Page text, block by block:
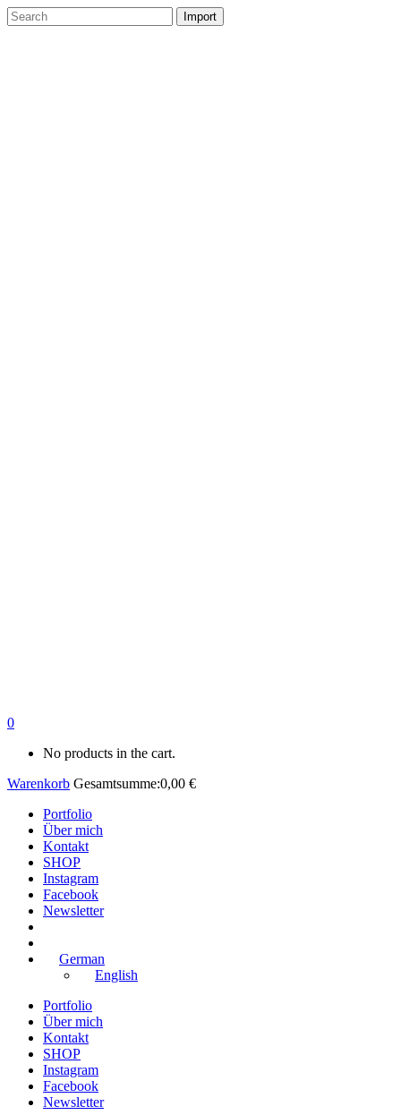
0
No products in the cart.
Warenkorb Gesamtsumme:0,00 €
Portfolio
Über mich
Kontakt
SHOP
Instagram
Facebook
Newsletter
German
English
Portfolio
Über mich
Kontakt
SHOP
Instagram
Facebook
Newsletter